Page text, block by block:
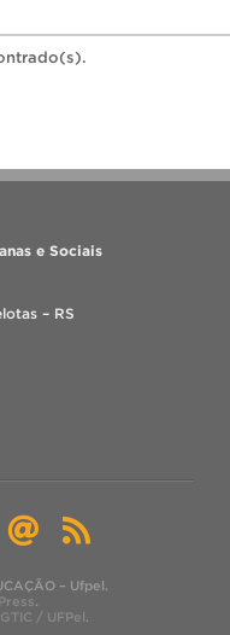
e Sociais
– RS
– Ufpel.
.
/ UFPel.